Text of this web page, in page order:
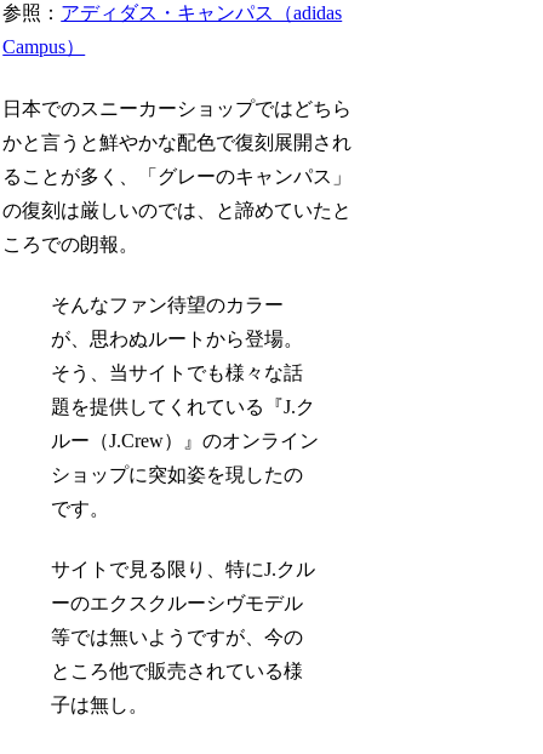
参照： アディダス・キャンパス（adidas
Campus）
日本でのスニーカーショップではどちら
かと言うと鮮やかな配色で復刻展開され
ることが多く、「グレーのキャンパス」
の復刻は厳しいのでは、と諦めていたと
ころでの朗報。
そんなファン待望のカラー
が、思わぬルートから登場。
そう、当サイトでも様々な話
題を提供してくれている『J.ク
ルー（J.Crew）』のオンライン
ショップに突如姿を現したの
です。
サイトで見る限り、特にJ.クル
ーのエクスクルーシヴモデル
等では無いようですが、今の
ところ他で販売されている様
子は無し。